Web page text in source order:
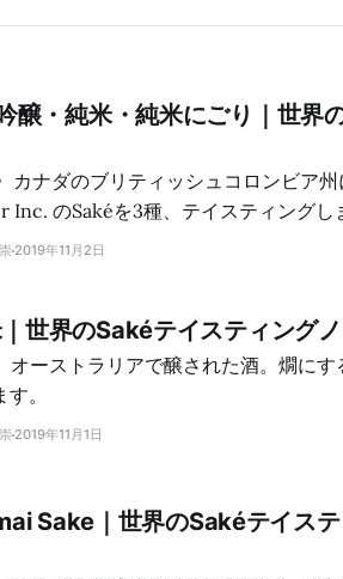
醸・純米・純米にごり｜世界
カナダのブリティッシュコロンビア
のSakéを3種、テイスティングし
2019年11月2日
世界のSakéテイスティングノ
オーストラリアで醸された酒。燗にす
。
2019年11月1日
Sake｜世界のSakéテイス